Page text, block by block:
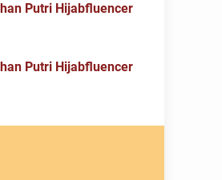
Putri Hijabfluencer
Putri Hijabfluencer